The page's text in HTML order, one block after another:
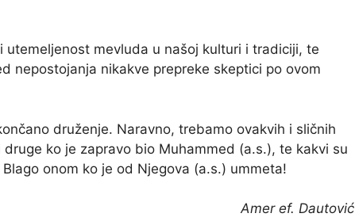
utemeljenost mevluda u našoj kulturi i tradiciji, te
nepostojanja nikakve prepreke skeptici po ovom
druženje. Naravno, trebamo ovakvih i sličnih
ko je zapravo bio Muhammed (a.s.), te kakvi su
onom ko je od Njegova (a.s.) ummeta!
Amer ef. Dautović